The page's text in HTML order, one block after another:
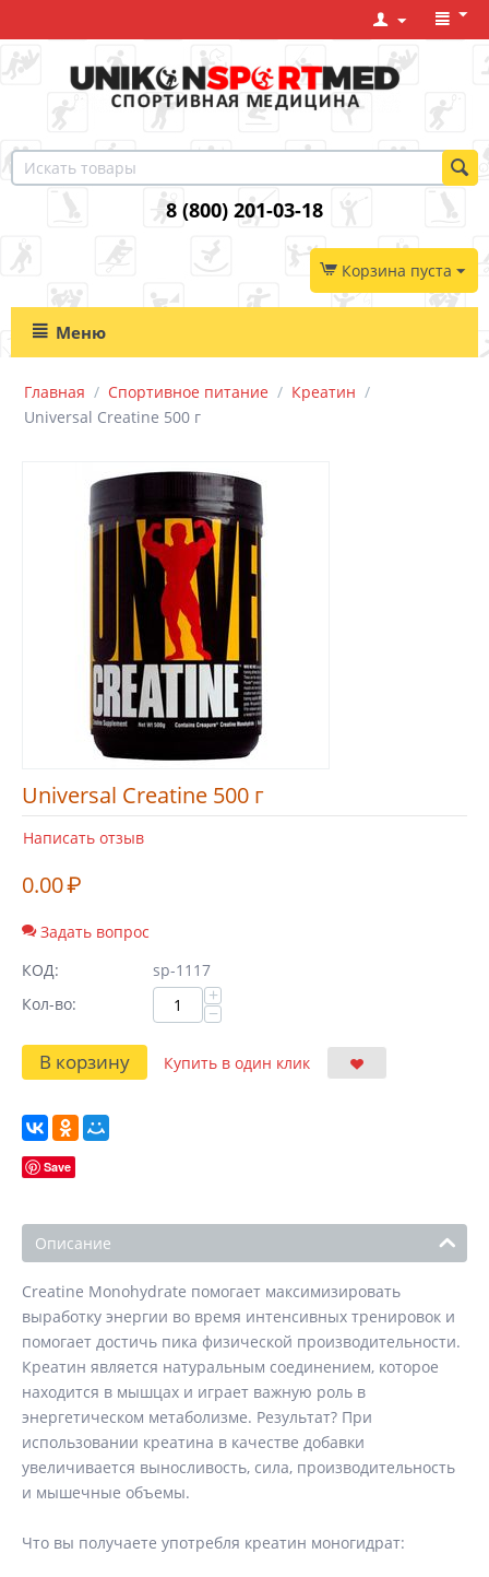
8 (800) 201-03-18
Корзина пуста
Меню
Главная / Спортивное питание / Креатин /
Universal Creatine 500 г
Universal Creatine 500 г
Написать отзыв
0.00₽
Задать вопрос
КОД:
sp-1117
Кол-во:
+
−
В корзину Купить в один клик
Save
Описание
Creatine Monohydrate помогает максимизировать
выработку энергии во время интенсивных тренировок и
помогает достичь пика физической производительности.
Креатин является натуральным соединением, которое
находится в мышцах и играет важную роль в
энергетическом метаболизме. Результат? При
использовании креатина в качестве добавки
увеличивается выносливость, сила, производительность
и мышечные объемы.
Что вы получаете употребля креатин моногидрат: